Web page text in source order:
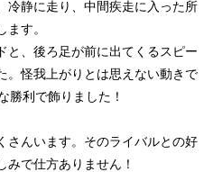
冷静に走り、中間疾走に入った所
す。
と、後ろ足が前に出てくるスピー
。怪我上がりとは思えない動きで
勝利で飾りました！
さんいます。そのライバルとの好
みで仕方ありません！